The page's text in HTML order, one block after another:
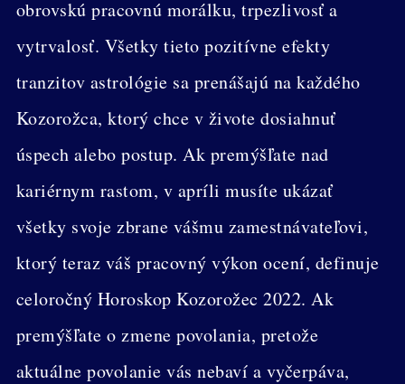
obrovskú pracovnú morálku, trpezlivosť a
vytrvalosť. Všetky tieto pozitívne efekty
tranzitov astrológie sa prenášajú na každého
Kozorožca, ktorý chce v živote dosiahnuť
úspech alebo postup. Ak premýšľate nad
kariérnym rastom, v apríli musíte ukázať
všetky svoje zbrane vášmu zamestnávateľovi,
ktorý teraz váš pracovný výkon ocení, definuje
celoročný Horoskop Kozorožec 2022. Ak
premýšľate o zmene povolania, pretože
aktuálne povolanie vás nebaví a vyčerpáva,